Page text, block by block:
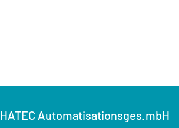
HATEC Automatisationsges.mbH